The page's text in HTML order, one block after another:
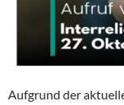
Aufgrund der